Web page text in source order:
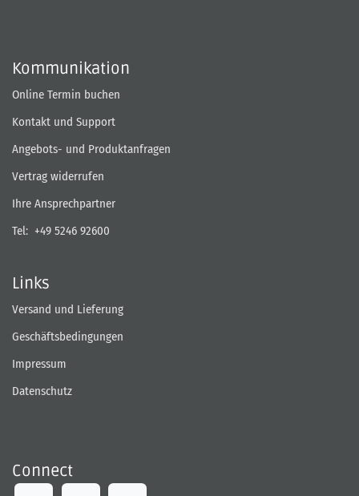
Kommunikation
Online Termin buchen
Kontakt und Support
Angebots- und Produktanfragen
Vertrag widerrufen
Ihre Ansprechpartner
Tel: +49 5246 92600
Links
Versand und Lieferung
Geschäftsbedingungen
Impressum
Datenschutz
Connect